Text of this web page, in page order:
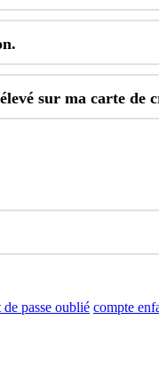
.
élevé sur ma carte de
passe oublié compte